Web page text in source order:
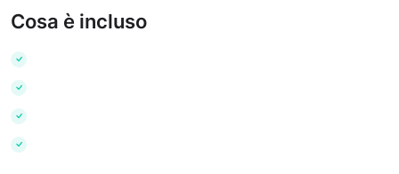
Cosa è incluso